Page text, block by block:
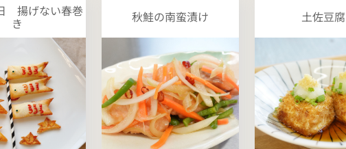
揚げない春巻
き 秋鮭の南蛮漬け 土佐豆腐